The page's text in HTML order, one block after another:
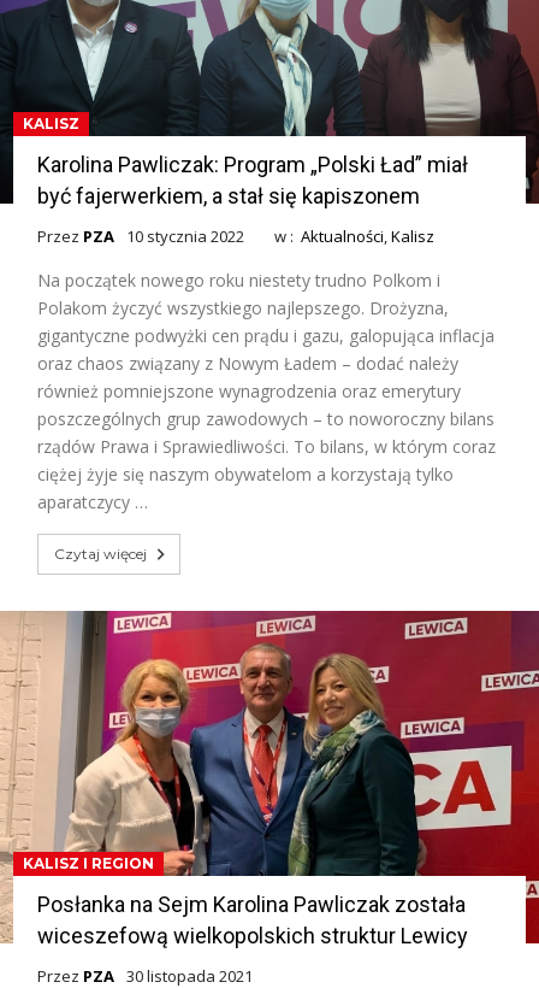
KALISZ
Karolina Pawliczak: Program „Polski Ład” miał
być fajerwerkiem, a stał się kapiszonem
Przez PZA 10 stycznia 2022 w :Aktualności,Kalisz
Na początek nowego roku niestety trudno Polkom i
Polakom życzyć wszystkiego najlepszego. Drożyzna,
gigantyczne podwyżki cen prądu i gazu, galopująca inflacja
oraz chaos związany z Nowym Ładem – dodać należy
również pomniejszone wynagrodzenia oraz emerytury
poszczególnych grup zawodowych – to noworoczny bilans
rządów Prawa i Sprawiedliwości. To bilans, w którym coraz
ciężej żyje się naszym obywatelom a korzystają tylko
aparatczycy …
Czytaj więcej
KALISZ I REGION
Posłanka na Sejm Karolina Pawliczak została
wiceszefową wielkopolskich struktur Lewicy
Przez PZA 30 listopada 2021